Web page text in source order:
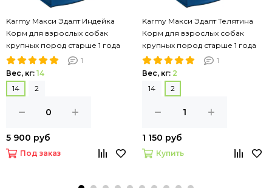
Karmy Макси Эдалт Индейка
Корм для взрослых собак
крупных пород старше 1 года
1
Вес, кг: 14
14
2
5 900 руб
Под заказ
Karmy Макси Эдалт Телятина
Корм для взрослых собак
крупных пород старше 1 года
1
Вес, кг: 2
14
2
1 150 руб
Купить